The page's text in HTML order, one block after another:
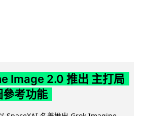
Image 2.0 推出 主打局
考功能